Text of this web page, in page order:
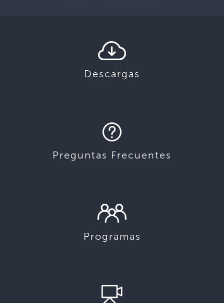
Descargas
Preguntas Frecuentes
Programas